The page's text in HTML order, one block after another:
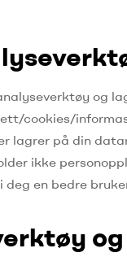
og
cookies/
lagrer på din
ikke
en bedre